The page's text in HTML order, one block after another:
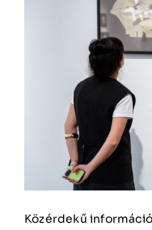
Közérdekű információ